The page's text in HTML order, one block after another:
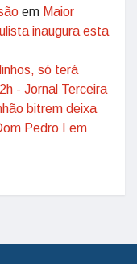
em Maior
inaugura esta
só terá
- Jornal Terceira
bitrem deixa
Pedro I em